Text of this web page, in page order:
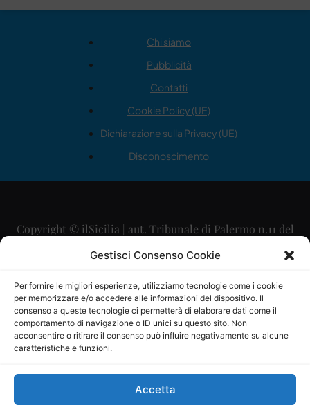
Gestisci Consenso Cookie
Per fornire le migliori esperienze, utilizziamo tecnologie come i cookie
per memorizzare e/o accedere alle informazioni del dispositivo. Il
consenso a queste tecnologie ci permetterà di elaborare dati come il
comportamento di navigazione o ID unici su questo sito. Non
acconsentire o ritirare il consenso può influire negativamente su alcune
caratteristiche e funzioni.
Accetta
Chi siamo
Pubblicità
Contatti
Cookie Policy (UE)
Dichiarazione sulla Privacy (UE)
Disconoscimento
Copyright © ilSicilia | aut. Tribunale di Palermo n.11 del
29/09/2015
Direttore Editoriale: Maurizio Scaglione
Direttore Responsabile: Maria Calabrese
P.IVA: 06334930820